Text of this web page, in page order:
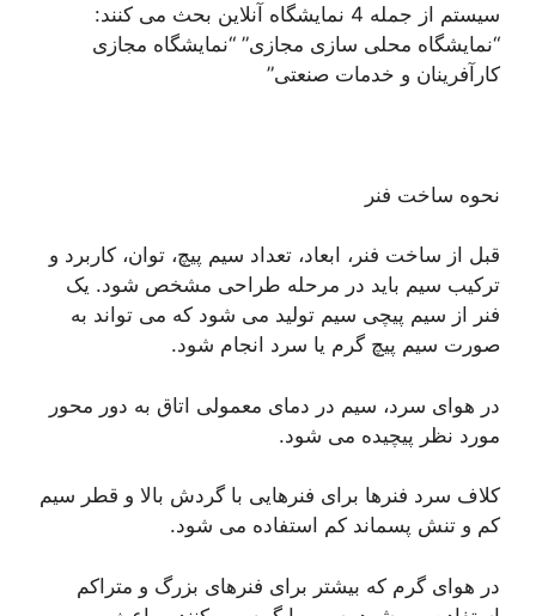
سیستم از جمله 4 نمایشگاه آنلاین بحث می کنند:
“نمایشگاه محلی سازی مجازی” “نمایشگاه مجازی
کارآفرینان و خدمات صنعتی”
نحوه ساخت فنر
قبل از ساخت فنر، ابعاد، تعداد سیم پیچ، توان، کاربرد و
ترکیب سیم باید در مرحله طراحی مشخص شود. یک
فنر از سیم پیچی سیم تولید می شود که می تواند به
صورت سیم پیچ گرم یا سرد انجام شود.
در هوای سرد، سیم در دمای معمولی اتاق به دور محور
مورد نظر پیچیده می شود.
کلاف سرد فنرها برای فنرهایی با گردش بالا و قطر سیم
کم و تنش پسماند کم استفاده می شود.
در هوای گرم که بیشتر برای فنرهای بزرگ و متراکم